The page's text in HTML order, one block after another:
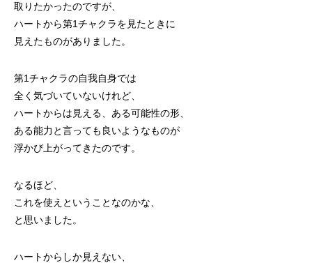
取りたかったのですが、
ハートから第1チャクラを見たときに
見えたものがありました。
第1チャクラの自我自身では
全く気づいていないけれど、
ハートからは見える、ある可能性の形、
ある能力と言っても良いようなものが
浮かび上がってきたのです。
なるほど、
これを使えということなのかな、
と思いました。
ハートからしか見えない、